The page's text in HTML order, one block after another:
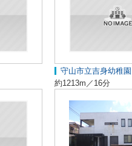
守山市立吉身幼稚園
約1213m／16分